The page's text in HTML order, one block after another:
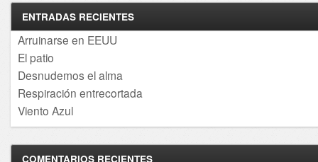
ENTRADAS RECIENTES
Arruinarse en EEUU
El patio
Desnudemos el alma
Respiración entrecortada
Viento Azul
COMENTARIOS RECIENTES